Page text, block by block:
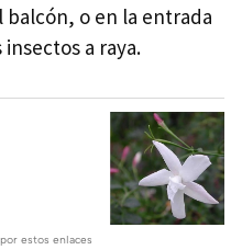
balcón, o en la entrada
a raya.
estos enlaces